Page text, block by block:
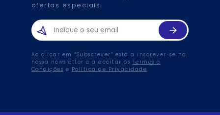
ofertas especiais.
Ao clicar em “Subscrever” está a inscrever-se na
nossa newsletter e a aceitar os Termos e
Condições e Política de Privacidade.